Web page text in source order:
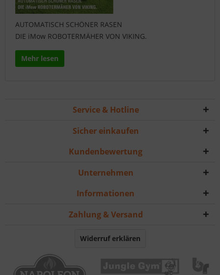
AUTOMATISCH SCHÖNER RASEN
DIE iMow ROBOTERMÄHER VON VIKING.
Mehr lesen
Service & Hotline
Sicher einkaufen
Kundenbewertung
Unternehmen
Informationen
Zahlung & Versand
Widerruf erklären